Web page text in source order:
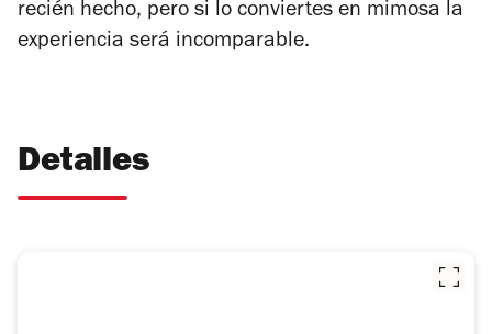
recién hecho, pero si lo conviertes en mimosa la
experiencia será incomparable.
Detalles